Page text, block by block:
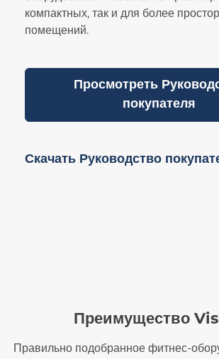
компактных, так и для более
помещений.
Просмотреть
покупателя
Скачать Руководство
Преимущество
Правильно подобранное фитнес-